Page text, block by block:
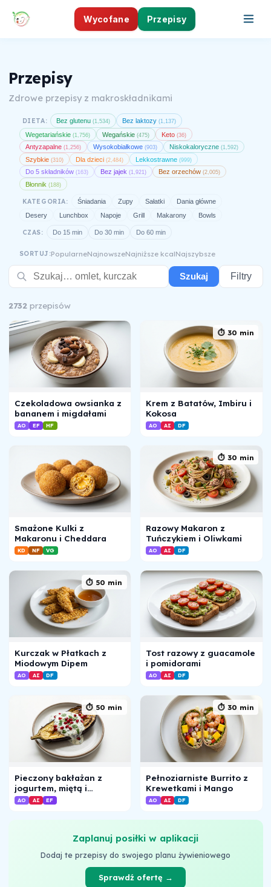
Wycofane Przepisy
Przepisy
Zdrowe przepisy z makroskładnikami
DIETA: Bez glutenu(1,534) Bez laktozy(1,137)
Wegetariańskie (1,756) Wegańskie (475) Keto (36)
Antyzapalne (1,256) Wysokobiałkowe (903) Niskokaloryczne (1,592)
Szybkie (310) Dla dzieci (2,484) Lekkostrawne (999)
Do 5 składników (163) Bez jajek (1,921) Bez orzechów (2,005)
Błonnik (188)
KATEGORIA: Śniadania Zupy Sałatki
Dania główne
Desery
Lunchbox Napoje Grill Makarony Bowls
CZAS: Do 15 min Do 30 min Do 60 min
SORTUJ:PopularneNajnowszeNajniższe kcalNajszybsze
Szukaj Filtry
2732przepisów
Czekoladowa owsianka z
bananem i migdałami
AO EF HF
⏱ 30 min
Krem z Batatów, Imbiru i
Kokosa
AO AI DF
Smażone Kulki z
Makaronu i Cheddara
KD NF VG
⏱ 30 min
Razowy Makaron z
Tuńczykiem i Oliwkami
AO AI DF
⏱ 50 min
Kurczak w Płatkach z
Miodowym Dipem
AO AI DF
Tost razowy z guacamole
i pomidorami
AO AI DF
⏱ 50 min
Pieczony bakłażan z
jogurtem, miętą i
granatem
AO AI EF
⏱ 30 min
Pełnoziarniste Burrito z
Krewetkami i Mango
AO AI DF
Zaplanuj posiłki w aplikacji
Dodaj te przepisy do swojego planu żywieniowego
Sprawdź ofertę →